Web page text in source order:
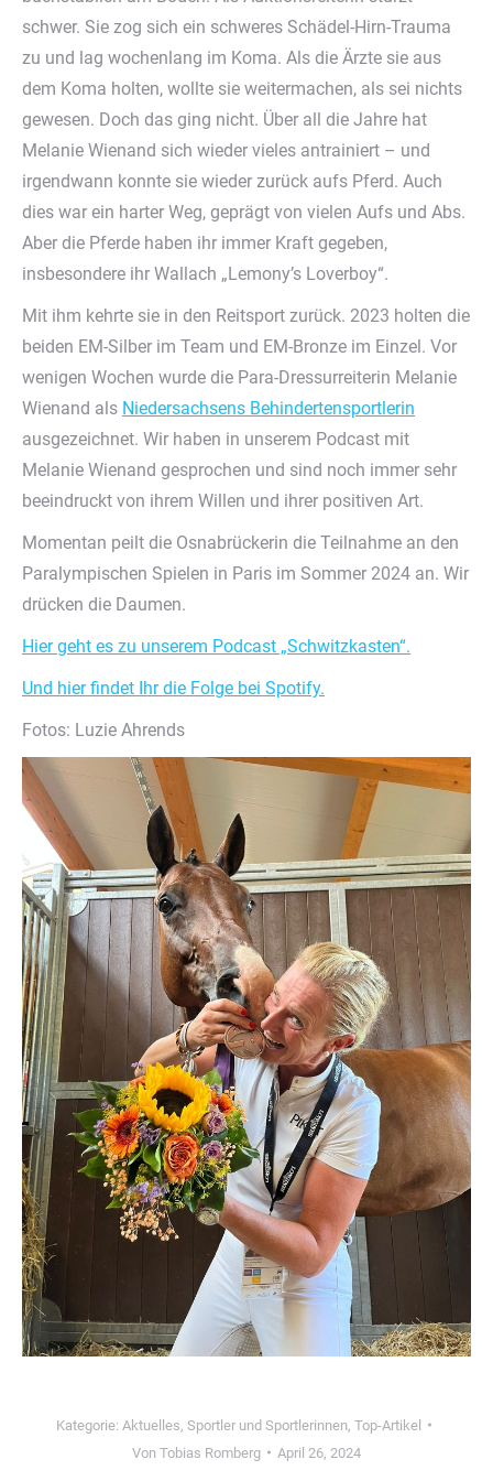
schwer. Sie zog sich ein schweres Schädel-Hirn-Trauma
zu und lag wochenlang im Koma. Als die Ärzte sie aus
dem Koma holten, wollte sie weitermachen, als sei nichts
gewesen. Doch das ging nicht. Über all die Jahre hat
Melanie Wienand sich wieder vieles antrainiert – und
irgendwann konnte sie wieder zurück aufs Pferd. Auch
dies war ein harter Weg, geprägt von vielen Aufs und Abs.
Aber die Pferde haben ihr immer Kraft gegeben,
insbesondere ihr Wallach „Lemony’s Loverboy“.
Mit ihm kehrte sie in den Reitsport zurück. 2023 holten die
beiden EM-Silber im Team und EM-Bronze im Einzel. Vor
wenigen Wochen wurde die Para-Dressurreiterin Melanie
Wienand als Niedersachsens Behindertensportlerin
ausgezeichnet. Wir haben in unserem Podcast mit
Melanie Wienand gesprochen und sind noch immer sehr
beeindruckt von ihrem Willen und ihrer positiven Art.
Momentan peilt die Osnabrückerin die Teilnahme an den
Paralympischen Spielen in Paris im Sommer 2024 an. Wir
drücken die Daumen.
Hier geht es zu unserem Podcast „Schwitzkasten“.
Und hier findet Ihr die Folge bei Spotify.
Fotos: Luzie Ahrends
Kategorie: Aktuelles, Sportler und Sportlerinnen, Top-Artikel
Von Tobias Romberg April 26, 2024